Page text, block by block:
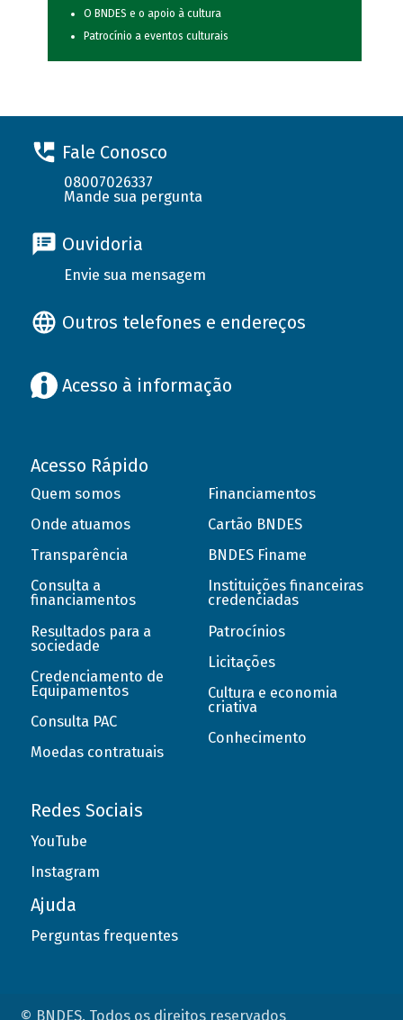
O BNDES e o apoio à cultura
Patrocínio a eventos culturais
Fale Conosco
08007026337
Mande sua pergunta
Ouvidoria
Envie sua mensagem
Outros telefones e endereços
Acesso à informação
Acesso Rápido
Quem somos
Onde atuamos
Transparência
Consulta a
financiamentos
Resultados para a
sociedade
Credenciamento de
Equipamentos
Consulta PAC
Moedas contratuais
Financiamentos
Cartão BNDES
BNDES Finame
Instituições financeiras
credenciadas
Patrocínios
Licitações
Cultura e economia
criativa
Conhecimento
Redes Sociais
YouTube
Instagram
Ajuda
Perguntas frequentes
© BNDES. Todos os direitos reservados